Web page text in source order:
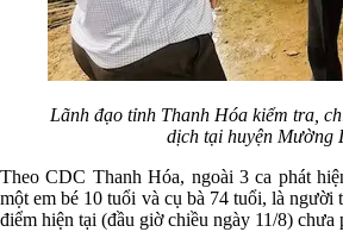
Lãnh đạo tỉnh Thanh Hóa kiểm tra,
dịch tại huyện Mường
Theo CDC Thanh Hóa, ngoài 3 ca phát
một em bé 10 tuổi và cụ bà 74 tuổi, là người
điểm hiện tại (đầu giờ chiều ngày 11/8) chưa